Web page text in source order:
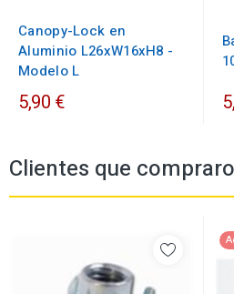
Canopy-Lock en
Aluminio L26xW16xH8 -
Modelo L
5,90 €
Clientes que